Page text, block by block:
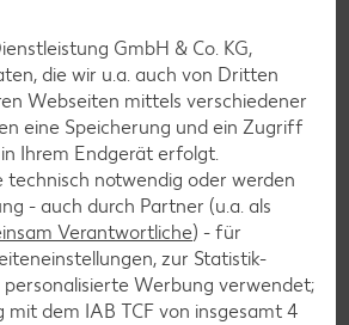
Filialen in Deutschland beim
10-Cent-Betrag
Pfandbon spenden, um eine
aus ihrer Region zu unterstützen.
das gesellschaftliche
– für eine nachhaltigere Zukunft
Also, mitmachen! Denn jeder Cent
GmbH & Co. KG,
die wir u.a. auch von Dritten
Webseiten mittels verschiedener
eine Speicherung und ein Zugriff
Ihrem Endgerät erfolgt.
technisch notwendig oder werden
- auch durch Partner (u.a. als
Verantwortliche) - für
zur Statistik-
Werbung verwendet;
mit dem IAB TCF von insgesamt 4